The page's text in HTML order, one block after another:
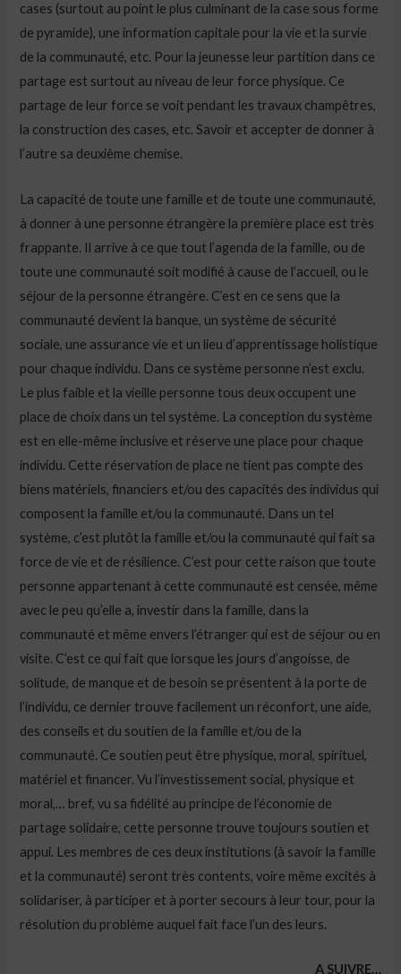
cases (surtout au point le plus culminant de la case sous forme
de pyramide), une information capitale pour la vie et la survie
de la communauté, etc. Pour la jeunesse leur partition dans ce
partage est surtout au niveau de leur force physique. Ce
partage de leur force se voit pendant les travaux champêtres,
la construction des cases, etc. Savoir et accepter de donner à
l’autre sa deuxième chemise.
La capacité de toute une famille et de toute une communauté,
à donner à une personne étrangère la première place est très
frappante. Il arrive à ce que tout l’agenda de la famille, ou de
toute une communauté soit modifié à cause de l’accueil, ou le
séjour de la personne étrangère. C’est en ce sens que la
communauté devient la banque, un système de sécurité
sociale, une assurance vie et un lieu d’apprentissage holistique
pour chaque individu. Dans ce système personne n’est exclu.
Le plus faible et la vieille personne tous deux occupent une
place de choix dans un tel système. La conception du système
est en elle-même inclusive et réserve une place pour chaque
individu. Cette réservation de place ne tient pas compte des
biens matériels, financiers et/ou des capacités des individus qui
composent la famille et/ou la communauté. Dans un tel
système, c’est plutôt la famille et/ou la communauté qui fait sa
force de vie et de résilience. C’est pour cette raison que toute
personne appartenant à cette communauté est censée, même
avec le peu qu’elle a, investir dans la famille, dans la
communauté et même envers l’étranger qui est de séjour ou en
visite. C’est ce qui fait que lorsque les jours d’angoisse, de
solitude, de manque et de besoin se présentent à la porte de
l’individu, ce dernier trouve facilement un réconfort, une aide,
des conseils et du soutien de la famille et/ou de la
communauté. Ce soutien peut être physique, moral, spirituel,
matériel et financer. Vu l’investissement social, physique et
moral,… bref, vu sa fidélité au principe de l’économie de
partage solidaire, cette personne trouve toujours soutien et
appui. Les membres de ces deux institutions (à savoir la famille
et la communauté) seront très contents, voire même excités à
solidariser, à participer et à porter secours à leur tour, pour la
résolution du problème auquel fait face l’un des leurs.
A SUIVRE…